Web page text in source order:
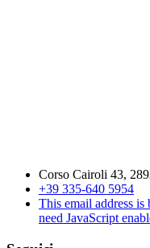
Corso Cairoli 43,
+39 335-640 5954
This email address is
need JavaScript